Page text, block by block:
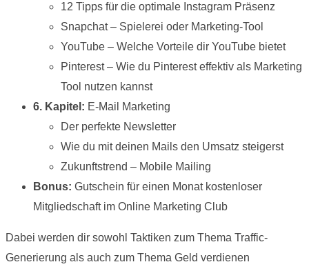
12 Tipps für die optimale Instagram Präsenz
Snapchat – Spielerei oder Marketing-Tool
YouTube – Welche Vorteile dir YouTube bietet
Pinterest – Wie du Pinterest effektiv als Marketing
Tool nutzen kannst
6. Kapitel: E-Mail Marketing
Der perfekte Newsletter
Wie du mit deinen Mails den Umsatz steigerst
Zukunftstrend – Mobile Mailing
Bonus: Gutschein für einen Monat kostenloser
Mitgliedschaft im Online Marketing Club
Dabei werden dir sowohl Taktiken zum Thema Traffic-
Generierung als auch zum Thema Geld verdienen